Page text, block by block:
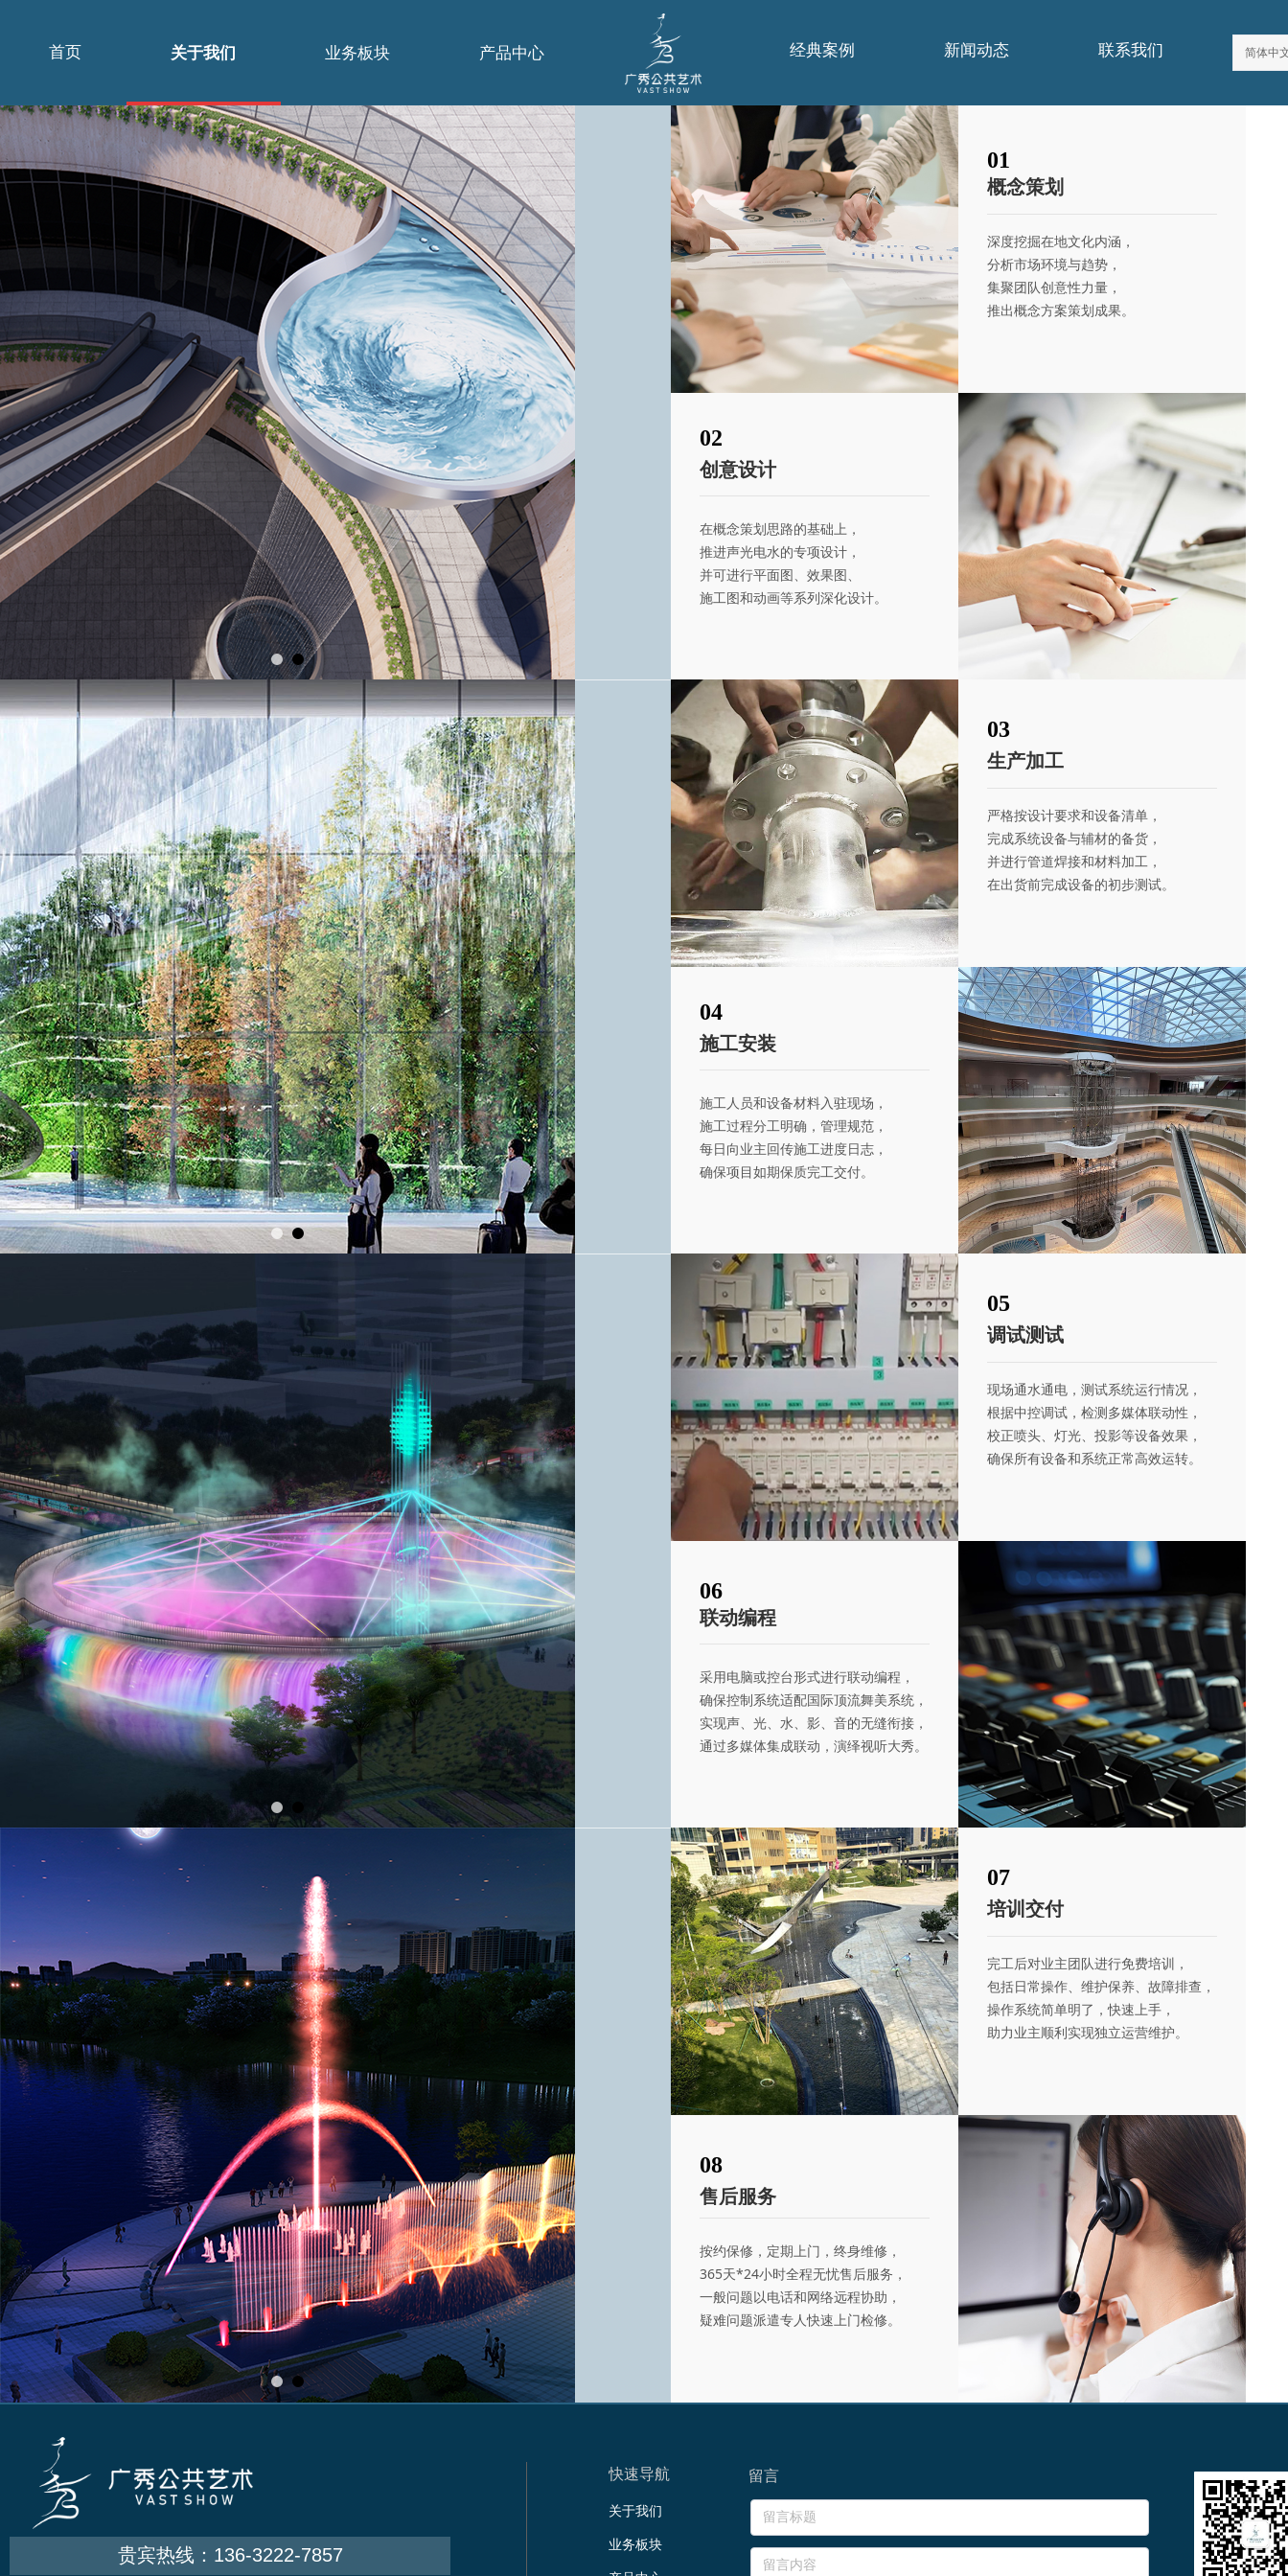
经典案例 新闻动态 联系我们 简体中
关于我们 业务板块 产品中心
首页
01
概念策划
深度挖掘在地文化内涵，
分析市场环境与趋势，
集聚团队创意性力量，
推出概念方案策划成果。
02
创意设计
在概念策划思路的基础上，
推进声光电水的专项设计，
并可进行平面图、效果图、
施工图和动画等系列深化设计。
03
生产加工
严格按设计要求和设备清单，
完成系统设备与辅材的备货，
并进行管道焊接和材料加工，
在出货前完成设备的初步测试。
04
施工安装
施工人员和设备材料入驻现场，
施工过程分工明确，管理规范，
每日向业主回传施工进度日志，
确保项目如期保质完工交付。
05
调试测试
现场通水通电，测试系统运行情况，
根据中控调试，检测多媒体联动性，
校正喷头、灯光、投影等设备效果，
确保所有设备和系统正常高效运转。
06
联动编程
采用电脑或控台形式进行联动编程，
确保控制系统适配国际顶流舞美系统，
实现声、光、水、影、音的无缝衔接，
通过多媒体集成联动，演绎视听大秀。
07
培训交付
完工后对业主团队进行免费培训，
包括日常操作、维护保养、故障排查，
操作系统简单明了，快速上手，
助力业主顺利实现独立运营维护。
08
售后服务
按约保修，定期上门，终身维修，
365天*24小时全程无忧售后服务，
一般问题以电话和网络远程协助，
疑难问题派遣专人快速上门检修。
贵宾热线：136-3222-7857
快速导航
关于我们
业务板块
留言